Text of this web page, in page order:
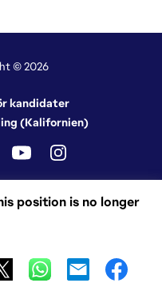
position is no longer
© 2026
kandidater
(Kalifornien)